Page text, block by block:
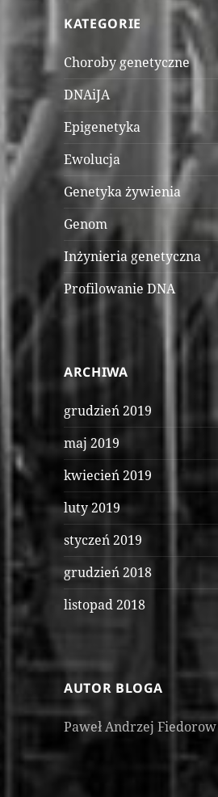
KATEGORIE
Choroby genetyczne
DNAiJA
Epigenetyka
Ewolucja
Genetyka żywienia
Genom
Inżynieria genetyczna
Profilowanie DNA
ARCHIWA
grudzień 2019
maj 2019
kwiecień 2019
luty 2019
styczeń 2019
grudzień 2018
listopad 2018
AUTOR BLOGA
Paweł Andrzej Fiedorow